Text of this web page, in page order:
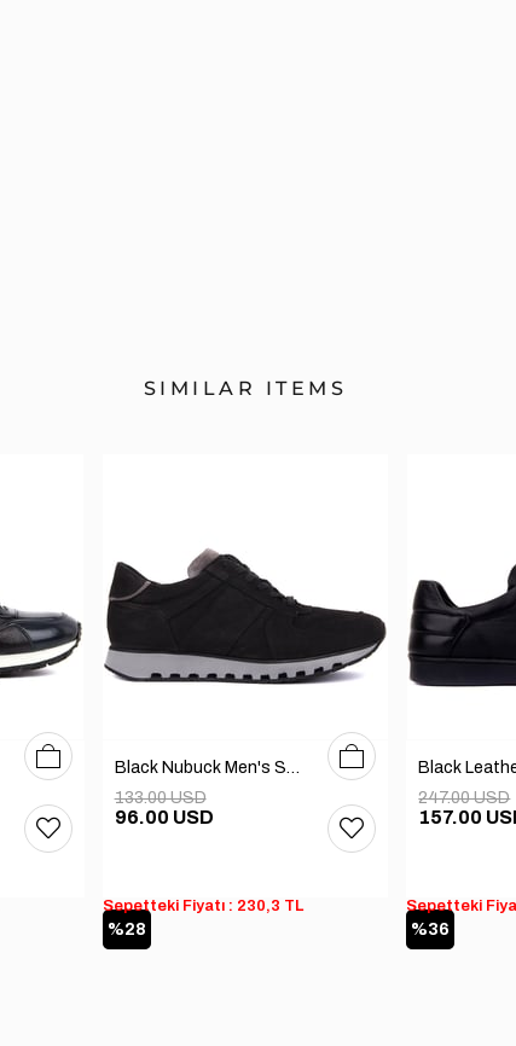
SIMILAR ITEMS
394041 42
Black Nubuck Men's Shoes
96.00 USD
133.00 USD
%28
Sepetteki Fiyatı : 230,3 TL
4041 42
157.00
247.00 USD
%36
Sepetteki